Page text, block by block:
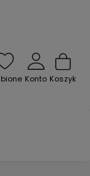
Koszyk
Konto